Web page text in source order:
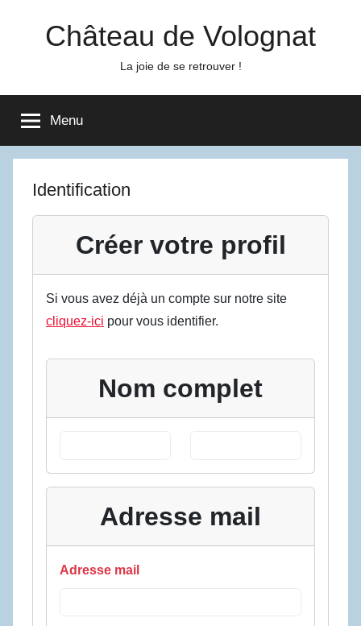
Château de Volognat
La joie de se retrouver !
Menu
Identification
Créer votre profil
Si vous avez déjà un compte sur notre site
cliquez-ici pour vous identifier.
Nom complet
Adresse mail
Adresse mail